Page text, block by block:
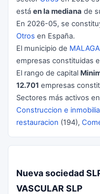
está en la mediana de
En 2026-05, se
Otros en España.
El municipio de MALAGA
empresas constituidas
El rango de capital
12.701 empresas
Sectores más activos
Construccion e
restauracion (194),
Nueva sociedad
VASCULAR SLP